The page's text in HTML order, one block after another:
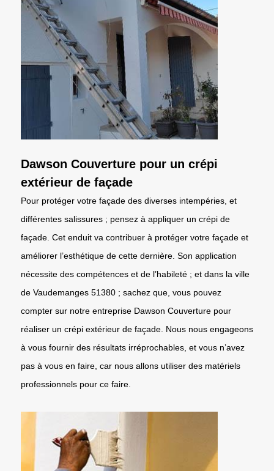
Dawson Couverture pour un crépi
extérieur de façade
Pour protéger votre façade des diverses intempéries, et
différentes salissures ; pensez à appliquer un crépi de
façade. Cet enduit va contribuer à protéger votre façade et
améliorer l’esthétique de cette dernière. Son application
nécessite des compétences et de l’habileté ; et dans la ville
de Vaudemanges 51380 ; sachez que, vous pouvez
compter sur notre entreprise Dawson Couverture pour
réaliser un crépi extérieur de façade. Nous nous engageons
à vous fournir des résultats irréprochables, et vous n’avez
pas à vous en faire, car nous allons utiliser des matériels
professionnels pour ce faire.